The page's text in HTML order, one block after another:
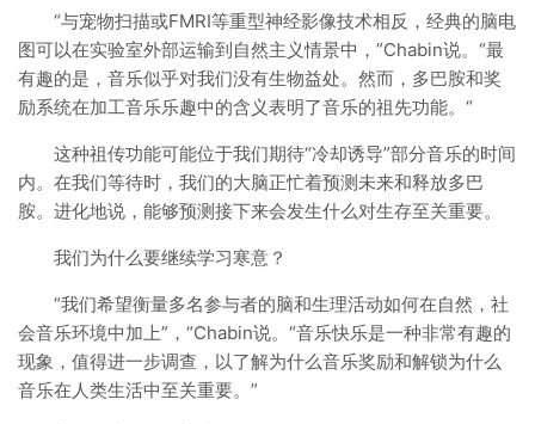
“与宠物扫描或FMRI等重型神经影像技术相反，经典的脑电
图可以在实验室外部运输到自然主义情景中，”Chabin说。“最
有趣的是，音乐似乎对我们没有生物益处。然而，多巴胺和奖
励系统在加工音乐乐趣中的含义表明了音乐的祖先功能。“
这种祖传功能可能位于我们期待“冷却诱导”部分音乐的时间
内。在我们等待时，我们的大脑正忙着预测未来和释放多巴
胺。进化地说，能够预测接下来会发生什么对生存至关重要。
我们为什么要继续学习寒意？
“我们希望衡量多名参与者的脑和生理活动如何在自然，社
会音乐环境中加上”，“Chabin说。“音乐快乐是一种非常有趣的
现象，值得进一步调查，以了解为什么音乐奖励和解锁为什么
音乐在人类生活中至关重要。”